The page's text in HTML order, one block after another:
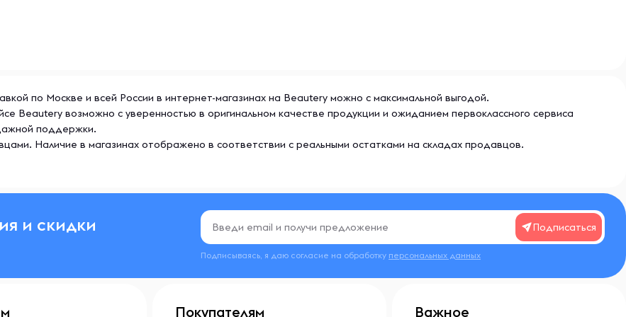
по Москве и всей России в интернет-магазинах на Beautery можно с максимальной выгодой.
Beautery возможно с уверенностью в оригинальном качестве продукции и ожиданием первоклассного сервиса
поддержки.
Наличие в магазинах отображено в соответствии с реальными остатками на складах продавцов.
и скидки Подписаться
Подписываясь, я даю согласие на обработку персональных данных
Покупателям Важное